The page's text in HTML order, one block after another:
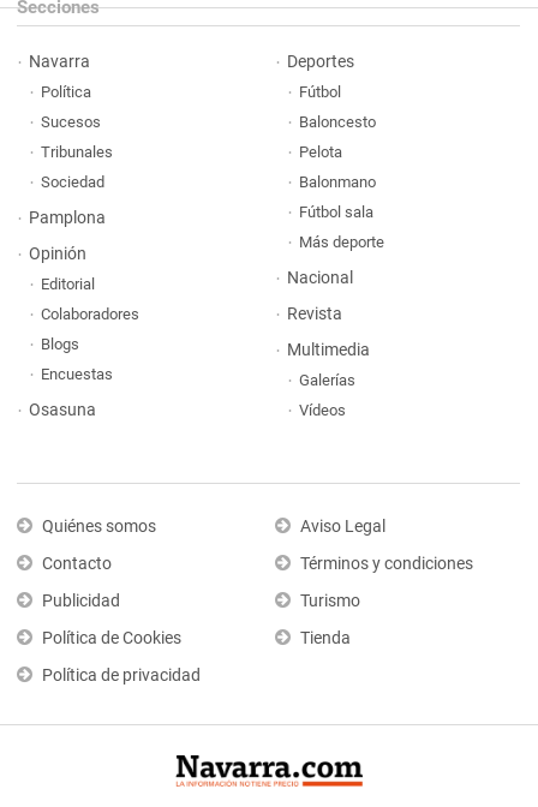
Secciones
Navarra
Política
Sucesos
Tribunales
Sociedad
Pamplona
Opinión
Editorial
Colaboradores
Blogs
Encuestas
Osasuna
Deportes
Fútbol
Baloncesto
Pelota
Balonmano
Fútbol sala
Más deporte
Nacional
Revista
Multimedia
Galerías
Vídeos
Quiénes somos
Contacto
Publicidad
Política de Cookies
Política de privacidad
Aviso Legal
Términos y condiciones
Turismo
Tienda